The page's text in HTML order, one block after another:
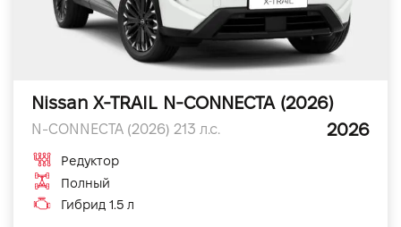
Nissan X-TRAIL N-CONNECTA (2026)
N-CONNECTA (2026) 213 л.с. 2026
Редуктор
Полный
Гибрид 1.5 л